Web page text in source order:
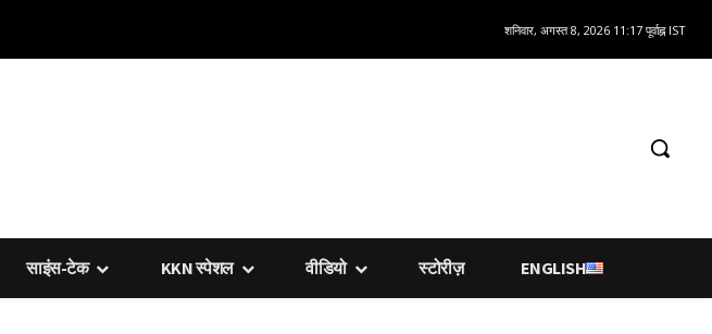
शनिवार, अगस्त 8, 2026 11:17 पूर्वाह्न IST
साइंस-टेक KKN स्पेशल वीडियो स्टोरीज़ ENGLISH